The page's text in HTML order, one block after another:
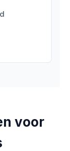
voor